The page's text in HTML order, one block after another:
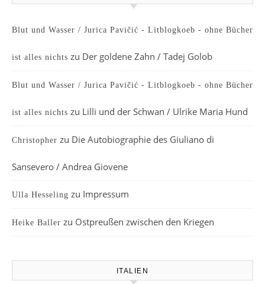
Blut und Wasser / Jurica Pavičić - Litblogkoeb - ohne Bücher
ist alles nichts zu Der goldene Zahn / Tadej Golob
Blut und Wasser / Jurica Pavičić - Litblogkoeb - ohne Bücher
ist alles nichts zu Lilli und der Schwan / Ulrike Maria Hund
Christopher zu Die Autobiographie des Giuliano di
Sansevero / Andrea Giovene
Ulla Hesseling zu Impressum
Heike Baller zu Ostpreußen zwischen den Kriegen
ITALIEN